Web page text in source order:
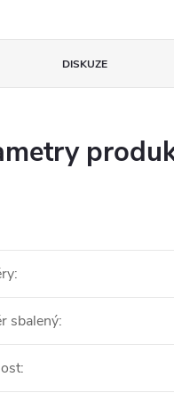
DISKUZE
:
sbalený:
: